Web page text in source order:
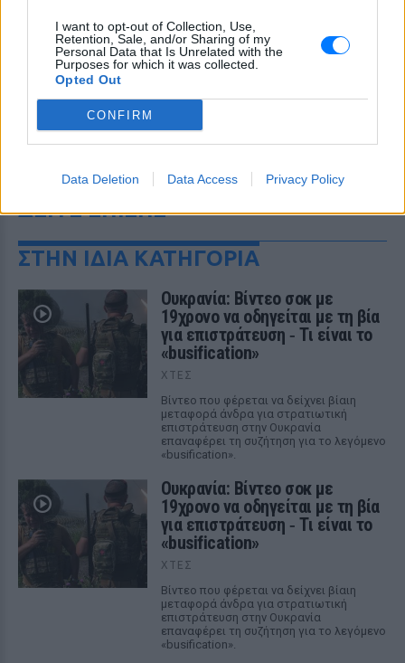
I want to opt-out of Collection, Use,
Retention, Sale, and/or Sharing of my
Personal Data that Is Unrelated with the
Purposes for which it was collected.
Opted Out
CONFIRM
Data Deletion Data Access Privacy Policy
ΔΕΙΤΕ ΕΠΙΣΗΣ
ΣΤΗΝ ΙΔΙΑ ΚΑΤΗΓΟΡΙΑ
Ουκρανία: Βίντεο σοκ με
19χρονο να οδηγείται με τη βία
για επιστράτευση ‑ Τι είναι το
«busification»
ΧΤΕΣ
Βίντεο που φέρεται να δείχνει βίαιη
μεταφορά άνδρα για στρατιωτική
επιστράτευση στην Ουκρανία
επαναφέρει τη συζήτηση για το λεγόμενο
«busification».
Ουκρανία: Βίντεο σοκ με
19χρονο να οδηγείται με τη βία
για επιστράτευση ‑ Τι είναι το
«busification»
ΧΤΕΣ
Βίντεο που φέρεται να δείχνει βίαιη
μεταφορά άνδρα για στρατιωτική
επιστράτευση στην Ουκρανία
επαναφέρει τη συζήτηση για το λεγόμενο
«busification».